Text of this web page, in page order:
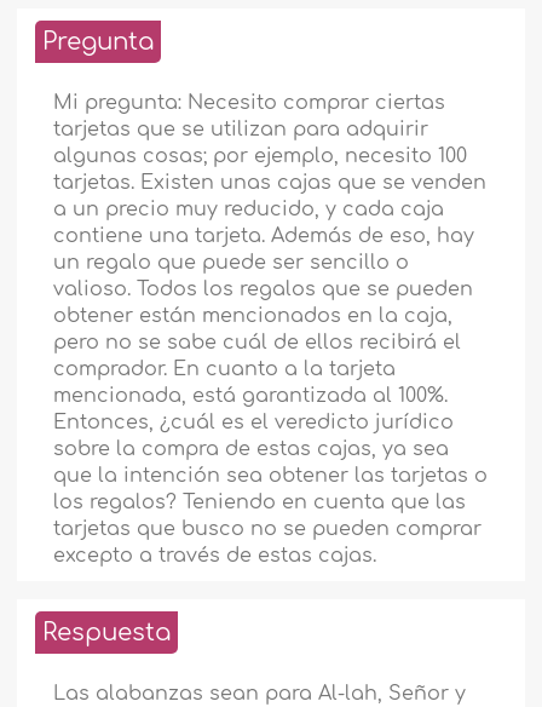
Pregunta
Mi pregunta: Necesito comprar ciertas
tarjetas que se utilizan para adquirir
algunas cosas; por ejemplo, necesito 100
tarjetas. Existen unas cajas que se venden
a un precio muy reducido, y cada caja
contiene una tarjeta. Además de eso, hay
un regalo que puede ser sencillo o
valioso. Todos los regalos que se pueden
obtener están mencionados en la caja,
pero no se sabe cuál de ellos recibirá el
comprador. En cuanto a la tarjeta
mencionada, está garantizada al 100%.
Entonces, ¿cuál es el veredicto jurídico
sobre la compra de estas cajas, ya sea
que la intención sea obtener las tarjetas o
los regalos? Teniendo en cuenta que las
tarjetas que busco no se pueden comprar
excepto a través de estas cajas.
Respuesta
Las alabanzas sean para Al-lah, Señor y